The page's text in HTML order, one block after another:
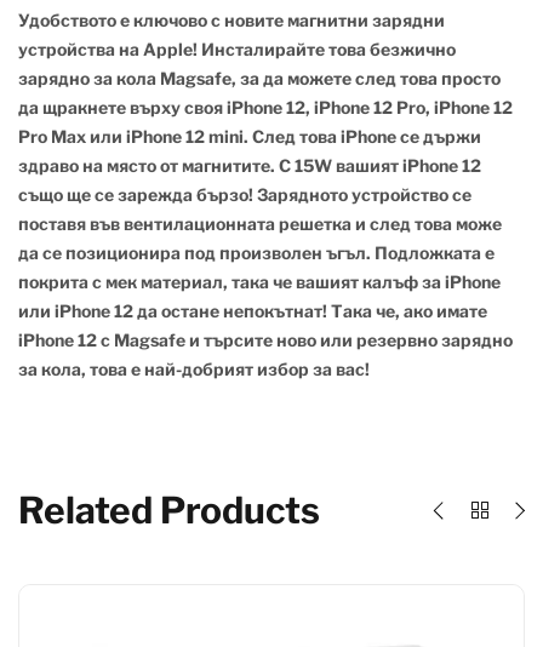
Удобството е ключово с новите магнитни зарядни
устройства на Apple! Инсталирайте това безжично
зарядно за кола Magsafe, за да можете след това просто
да щракнете върху своя iPhone 12, iPhone 12 Pro, iPhone 12
Pro Max или iPhone 12 mini. След това iPhone се държи
здраво на място от магнитите. С 15W вашият iPhone 12
също ще се зарежда бързо! Зарядното устройство се
поставя във вентилационната решетка и след това може
да се позиционира под произволен ъгъл. Подложката е
покрита с мек материал, така че вашият калъф за iPhone
или iPhone 12 да остане непокътнат! Така че, ако имате
iPhone 12 с Magsafe и търсите ново или резервно зарядно
за кола, това е най-добрият избор за вас!
Related Products